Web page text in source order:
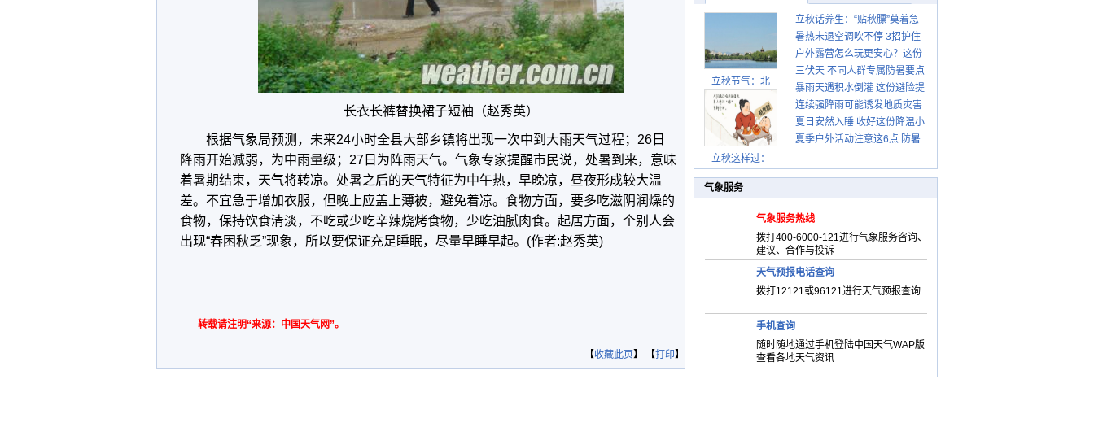
长衣长裤替换裙子短袖（赵秀英）
根据气象局预测，未来24小时全县大部乡镇将出现一次中到大雨天气过程；26日
降雨开始减弱，为中雨量级；27日为阵雨天气。气象专家提醒市民说，处暑到来，意味
着暑期结束，天气将转凉。处暑之后的天气特征为中午热，早晚凉，昼夜形成较大温
差。不宜急于增加衣服，但晚上应盖上薄被，避免着凉。食物方面，要多吃滋阴润燥的
食物，保持饮食清淡，不吃或少吃辛辣烧烤食物，少吃油腻肉食。起居方面，个别人会
出现“春困秋乏”现象，所以要保证充足睡眠，尽量早睡早起。(作者:赵秀英)
转载请注明“来源：中国天气网”。
【收藏此页】 【打印】
立秋节气：北
立秋这样过：
立秋话养生：“贴秋膘”莫着急
先清暑再防燥
暑热未退空调吹不停 3招护住
肩颈不酸痛
户外露营怎么玩更安心？这份
攻略请收好
三伏天 不同人群专属防暑要点
请收好
暴雨天遇积水倒灌 这份避险提
示请收好
连续强降雨可能诱发地质灾害
这些前兆要知道
夏日安然入睡 收好这份降温小
贴士
夏季户外活动注意这6点 防暑
气象服务
气象服务热线
拨打400-6000-121进行气象服务咨询、
建议、合作与投诉
天气预报电话查询
拨打12121或96121进行天气预报查询
手机查询
随时随地通过手机登陆中国天气WAP版
查看各地天气资讯